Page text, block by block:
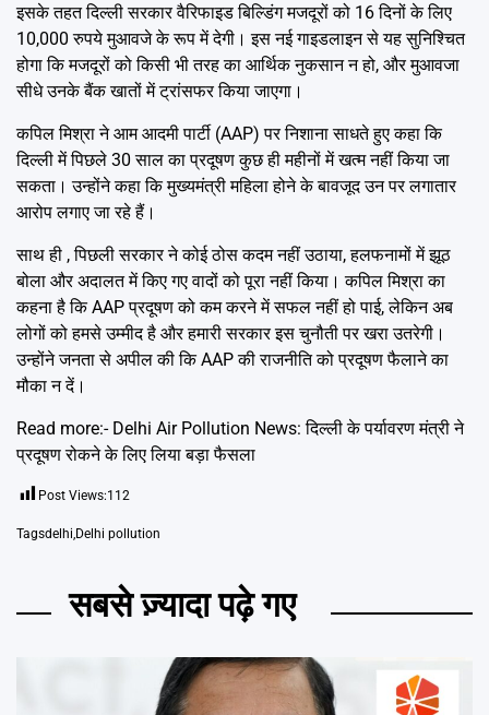
इसके तहत दिल्ली सरकार वैरिफाइड बिल्डिंग मजदूरों को 16 दिनों के लिए
10,000 रुपये मुआवजे के रूप में देगी। इस नई गाइडलाइन से यह सुनिश्चित
होगा कि मजदूरों को किसी भी तरह का आर्थिक नुकसान न हो, और मुआवजा
सीधे उनके बैंक खातों में ट्रांसफर किया जाएगा।
कपिल मिश्रा ने आम आदमी पार्टी (AAP) पर निशाना साधते हुए कहा कि
दिल्ली में पिछले 30 साल का प्रदूषण कुछ ही महीनों में खत्म नहीं किया जा
सकता। उन्होंने कहा कि मुख्यमंत्री महिला होने के बावजूद उन पर लगातार
आरोप लगाए जा रहे हैं।
साथ ही , पिछली सरकार ने कोई ठोस कदम नहीं उठाया, हलफनामों में झूठ
बोला और अदालत में किए गए वादों को पूरा नहीं किया। कपिल मिश्रा का
कहना है कि AAP प्रदूषण को कम करने में सफल नहीं हो पाई, लेकिन अब
लोगों को हमसे उम्मीद है और हमारी सरकार इस चुनौती पर खरा उतरेगी।
उन्होंने जनता से अपील की कि AAP की राजनीति को प्रदूषण फैलाने का
मौका न दें।
Read more:- Delhi Air Pollution News: दिल्ली के पर्यावरण मंत्री ने
प्रदूषण रोकने के लिए लिया बड़ा फैसला
Post Views:112
Tagsdelhi Delhi pollution
सबसे ज़्यादा पढ़े गए